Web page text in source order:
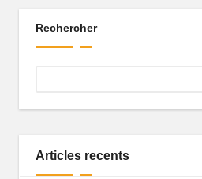
q
Rechercher
Articles recents